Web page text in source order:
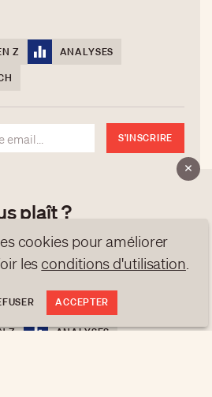
Z
ANALYSES
S'INSCRIRE
plaît ?
newsletters pour recevoir les
et analyses selon nos 4
Z
ANALYSES
cookies pour améliorer
les conditions d'utilisation
ACCEPTER